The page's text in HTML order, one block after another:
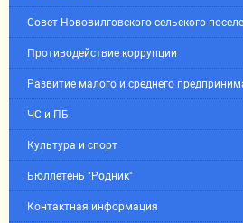
Совет Нововилговского сельского
Противодействие коррупции
Развитие малого и среднего
ЧС и ПБ
Культура и спорт
Бюллетень "Родник"
Контактная информация